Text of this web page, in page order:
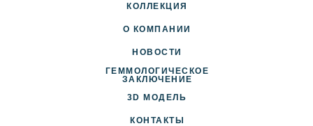
КОНТАКТЫ
КОЛЛЕКЦИЯ
НОВОСТИ
О КОМПАНИИ
ДОСТАВКА И ОПЛАТА
ПАРТНЕРАМ
3D МОДЕЛЬ
ГЕММОЛОГИЧЕСКОЕ
ЗАКЛЮЧЕНИЕ